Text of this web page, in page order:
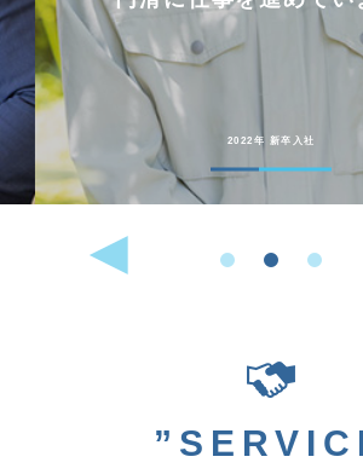
2022年 新卒入社